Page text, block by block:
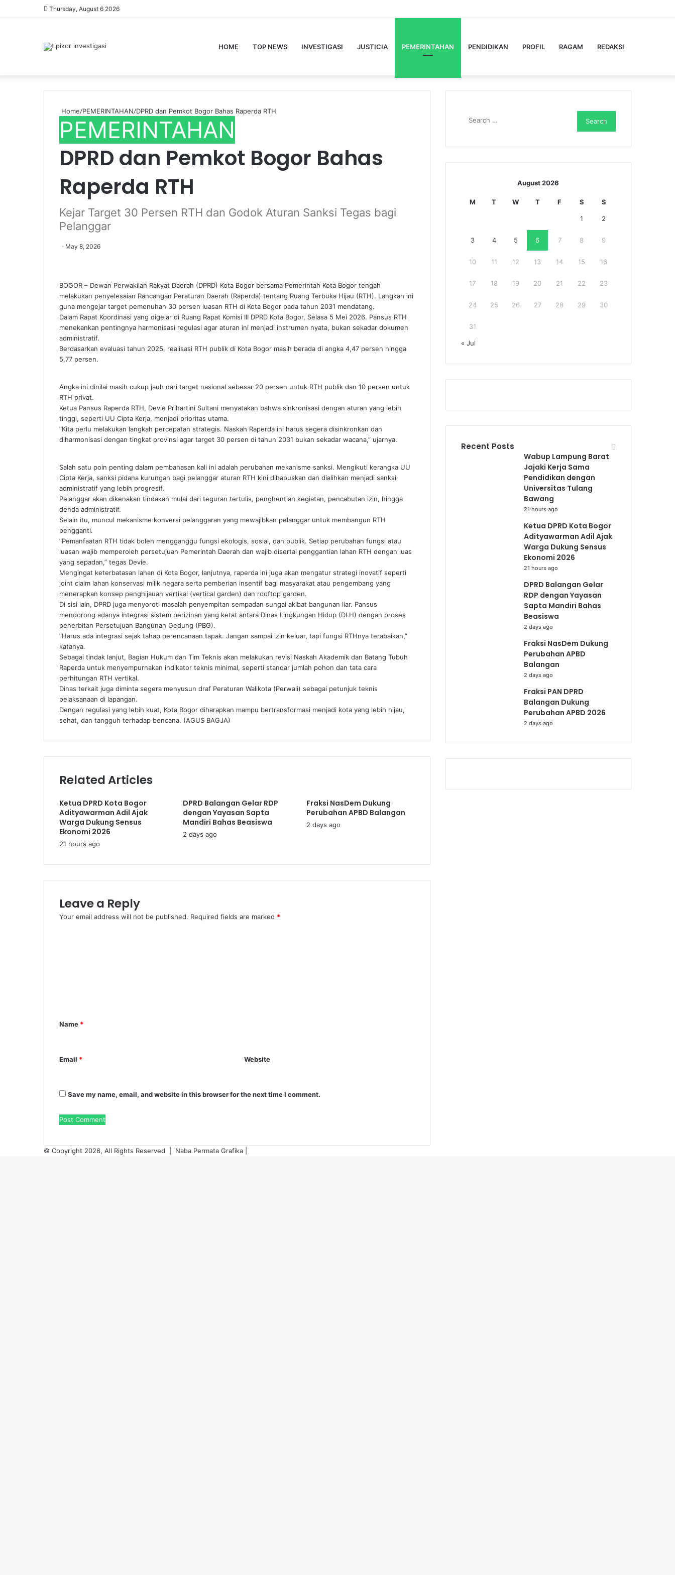
Thursday, August 6 2026
HOME TOP NEWS INVESTIGASI JUSTICIA PEMERINTAHAN PENDIDIKAN PROFIL RAGAM REDAKSI
Home/PEMERINTAHAN/DPRD dan Pemkot Bogor Bahas Raperda RTH
PEMERINTAHAN
DPRD dan Pemkot Bogor Bahas
Raperda RTH
Kejar Target 30 Persen RTH dan Godok Aturan Sanksi Tegas bagi
Pelanggar
May 8, 2026
BOGOR – Dewan Perwakilan Rakyat Daerah (DPRD) Kota Bogor bersama Pemerintah Kota Bogor tengah
melakukan penyelesaian Rancangan Peraturan Daerah (Raperda) tentang Ruang Terbuka Hijau (RTH). Langkah ini
guna mengejar target pemenuhan 30 persen luasan RTH di Kota Bogor pada tahun 2031 mendatang.
​Dalam Rapat Koordinasi yang digelar di Ruang Rapat Komisi III DPRD Kota Bogor, Selasa 5 Mei 2026. Pansus RTH
menekankan pentingnya harmonisasi regulasi agar aturan ini menjadi instrumen nyata, bukan sekadar dokumen
administratif.
​Berdasarkan evaluasi tahun 2025, realisasi RTH publik di Kota Bogor masih berada di angka 4,47 persen hingga
5,77 persen.
Angka ini dinilai masih cukup jauh dari target nasional sebesar 20 persen untuk RTH publik dan 10 persen untuk
RTH privat.
​Ketua Pansus Raperda RTH, Devie Prihartini Sultani menyatakan bahwa sinkronisasi dengan aturan yang lebih
tinggi, seperti UU Cipta Kerja, menjadi prioritas utama.
​”Kita perlu melakukan langkah percepatan strategis. Naskah Raperda ini harus segera disinkronkan dan
diharmonisasi dengan tingkat provinsi agar target 30 persen di tahun 2031 bukan sekadar wacana,” ujarnya.
​Salah satu poin penting dalam pembahasan kali ini adalah perubahan mekanisme sanksi. Mengikuti kerangka UU
Cipta Kerja, sanksi pidana kurungan bagi pelanggar aturan RTH kini dihapuskan dan dialihkan menjadi sanksi
administratif yang lebih progresif.
​Pelanggar akan dikenakan tindakan mulai dari teguran tertulis, penghentian kegiatan, pencabutan izin, hingga
denda administratif.
Selain itu, muncul mekanisme konversi pelanggaran yang mewajibkan pelanggar untuk membangun RTH
pengganti.
​”Pemanfaatan RTH tidak boleh mengganggu fungsi ekologis, sosial, dan publik. Setiap perubahan fungsi atau
luasan wajib memperoleh persetujuan Pemerintah Daerah dan wajib disertai penggantian lahan RTH dengan luas
yang sepadan,” tegas Devie.
​Mengingat keterbatasan lahan di Kota Bogor, lanjutnya, raperda ini juga akan mengatur strategi inovatif seperti
joint claim lahan konservasi milik negara serta pemberian insentif bagi masyarakat atau pengembang yang
menerapkan konsep penghijauan vertikal (vertical garden) dan rooftop garden.
​Di sisi lain, DPRD juga menyoroti masalah penyempitan sempadan sungai akibat bangunan liar. Pansus
mendorong adanya integrasi sistem perizinan yang ketat antara Dinas Lingkungan Hidup (DLH) dengan proses
penerbitan Persetujuan Bangunan Gedung (PBG).
​”Harus ada integrasi sejak tahap perencanaan tapak. Jangan sampai izin keluar, tapi fungsi RTHnya terabaikan,”
katanya.
​Sebagai tindak lanjut, Bagian Hukum dan Tim Teknis akan melakukan revisi Naskah Akademik dan Batang Tubuh
Raperda untuk menyempurnakan indikator teknis minimal, seperti standar jumlah pohon dan tata cara
perhitungan RTH vertikal.
​Dinas terkait juga diminta segera menyusun draf Peraturan Walikota (Perwali) sebagai petunjuk teknis
pelaksanaan di lapangan.
Dengan regulasi yang lebih kuat, Kota Bogor diharapkan mampu bertransformasi menjadi kota yang lebih hijau,
sehat, dan tangguh terhadap bencana. (AGUS BAGJA)
Related Articles
Ketua DPRD Kota Bogor
Adityawarman Adil Ajak
Warga Dukung Sensus
Ekonomi 2026
21 hours ago
DPRD Balangan Gelar RDP
dengan Yayasan Sapta
Mandiri Bahas Beasiswa
2 days ago
Fraksi NasDem Dukung
Perubahan APBD Balangan
2 days ago
Leave a Reply
Your email address will not be published. Required fields are marked *
t
Name *
Email * Website
Save my name, email, and website in this browser for the next time I comment.
August 2026
M T W T F S S
1 2
3 4 5 6 7 8 9
10 11 12 13 14 15 16
17 18 19 20 21 22 23
24 25 26 27 28 29 30
31
« Jul
Recent Posts
Wabup Lampung Barat
Jajaki Kerja Sama
Pendidikan dengan
Universitas Tulang
Bawang
21 hours ago
Ketua DPRD Kota Bogor
Adityawarman Adil Ajak
Warga Dukung Sensus
Ekonomi 2026
21 hours ago
DPRD Balangan Gelar
RDP dengan Yayasan
Sapta Mandiri Bahas
Beasiswa
2 days ago
Fraksi NasDem Dukung
Perubahan APBD
Balangan
2 days ago
Fraksi PAN DPRD
Balangan Dukung
Perubahan APBD 2026
2 days ago
© Copyright 2026, All Rights Reserved | Naba Permata Grafika